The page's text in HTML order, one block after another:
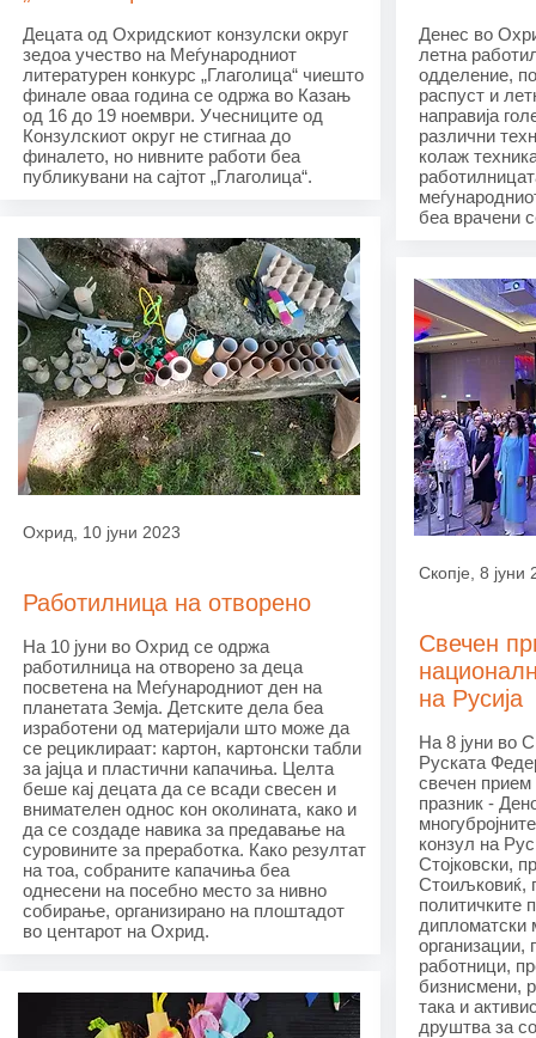
Децата од Охридскиот конзулски округ
зедоа учество на Меѓународниот
литературен конкурс „Глаголица“ чиешто
финале оваа година се одржа во Казањ
од 16 до 19 ноември. Учесниците од
Конзулскиот округ не стигнаа до
финалето, но нивните работи беа
публикувани на сајтот „Глаголица“.
Охрид, 10 јуни 2023
Работилница на отворено
На 10 јуни во Охрид се одржа
работилница на отворено за деца
посветена на Меѓународниот ден на
планетата Земја. Детските дела беа
изработени од материјали што може да
се рециклираат: картон, картонски табли
за јајца и пластични капачиња. Целта
беше кај децата да се всади свесен и
внимателен однос кон околината, како и
да се создаде навика за предавање на
суровините за преработка. Како резултат
на тоа, собраните капачиња беа
однесени на посебно место за нивно
собирање, организирано на плоштадот
во центарот на Охрид.
Денес во
летна
одделение,
распуст и
направија
различни
колаж
беа врачени
Скопје, 8 јуни
Свечен
на Русија
На 8 јуни во
Руската
свечен
празник -
конзул на
Стојковски,
Стоиљковиќ,
политичките
дипломатски
организации,
работници,
бизнисмени,
така и
друштва за